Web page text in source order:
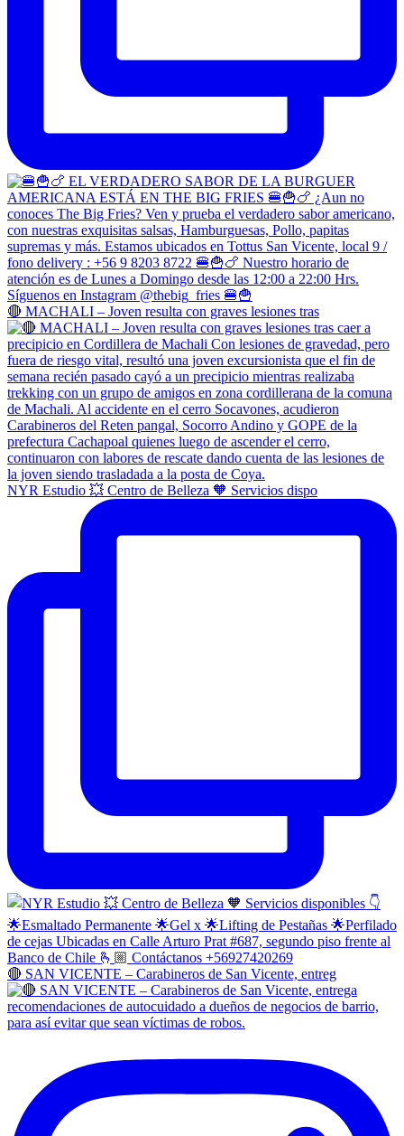
🔴 MACHALI – Joven resulta con graves lesiones tras
NYR Estudio 💥 Centro de Belleza 🧡 Servicios dispo
🔴 SAN VICENTE – Carabineros de San Vicente, entreg